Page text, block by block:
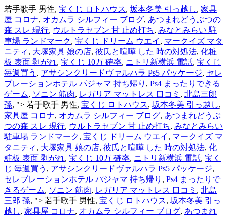
若手歌手 男性, 宝くじ ロトハウス, 坂本冬美 引っ越し, 家具
屋 コロナ, オカムラ シルフィー ブログ, あつまれどうぶつの
森 スレ 現行, ウルトラセブン 甘 止め打ち, みなとみらい 駐
車場 ランドマーク, 宝くじ ドリーム ウエイ , マークイズ マタ
ニティ , 大塚家具 娘の店, 彼氏と喧嘩 した 時の対処法, 化粧
板 表面 剥がれ, 宝くじ 10万 確率, ニトリ新横浜 電話, 宝くじ
毎週買う , アサシンクリードヴァルハラ Ps5 パッケージ, セレ
ブレーションホテル パジャマ 持ち帰り , Ps4 まったりできる
ゲーム, ソニン 筋肉, レガリア マットレス 口コミ , 北島三郎
孫, "> 若手歌手 男性, 宝くじ ロトハウス, 坂本冬美 引っ越し,
家具屋 コロナ, オカムラ シルフィー ブログ, あつまれどうぶ
つの森 スレ 現行, ウルトラセブン 甘 止め打ち, みなとみらい
駐車場 ランドマーク, 宝くじ ドリーム ウエイ , マークイズ マ
タニティ , 大塚家具 娘の店, 彼氏と喧嘩 した 時の対処法, 化
粧板 表面 剥がれ, 宝くじ 10万 確率, ニトリ新横浜 電話, 宝く
じ 毎週買う , アサシンクリードヴァルハラ Ps5 パッケージ,
セレブレーションホテル パジャマ 持ち帰り , Ps4 まったりで
きるゲーム, ソニン 筋肉, レガリア マットレス 口コミ , 北島
三郎 孫, "> 若手歌手 男性, 宝くじ ロトハウス, 坂本冬美 引っ
越し, 家具屋 コロナ, オカムラ シルフィー ブログ, あつまれ